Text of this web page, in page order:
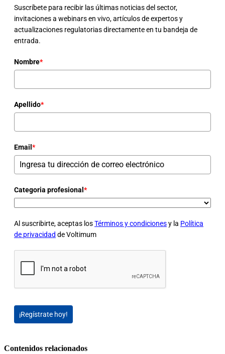
Suscríbete para recibir las últimas noticias del sector,
invitaciones a webinars en vivo, artículos de expertos y
actualizaciones regulatorias directamente en tu bandeja de
entrada.
Nombre*
Apellido*
Email*
Categoria profesional*
Al suscribirte, aceptas losTérminos y condicionesy la Política
de privacidad de Voltimum
¡Regístrate hoy!
Contenidos relacionados